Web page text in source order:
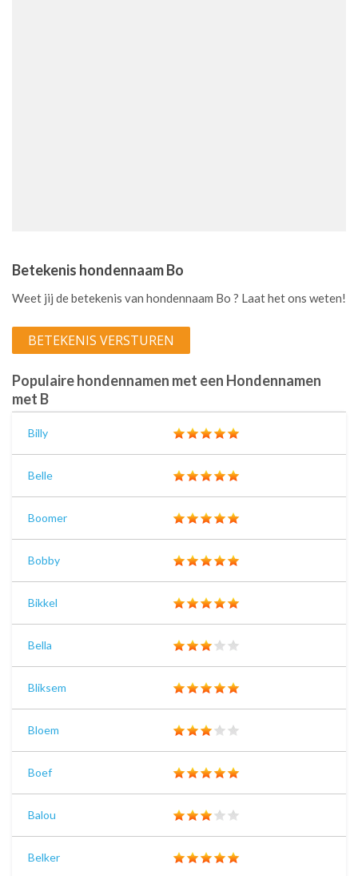
Betekenis hondennaam Bo
Weet jij de betekenis van hondennaam Bo ? Laat het ons weten!
BETEKENIS VERSTUREN
Populaire hondennamen met een Hondennamen
met B
Billy
Belle
Boomer
Bobby
Bikkel
Bella
Bliksem
Bloem
Boef
Balou
Belker